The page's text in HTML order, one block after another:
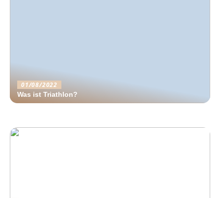
01/08/2022
Was ist Triathlon?